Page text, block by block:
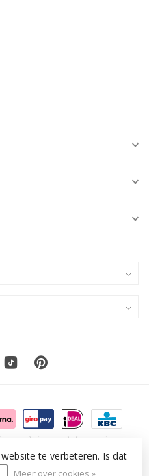
kklup
te verbeteren. Is dat
Meer over cookies »